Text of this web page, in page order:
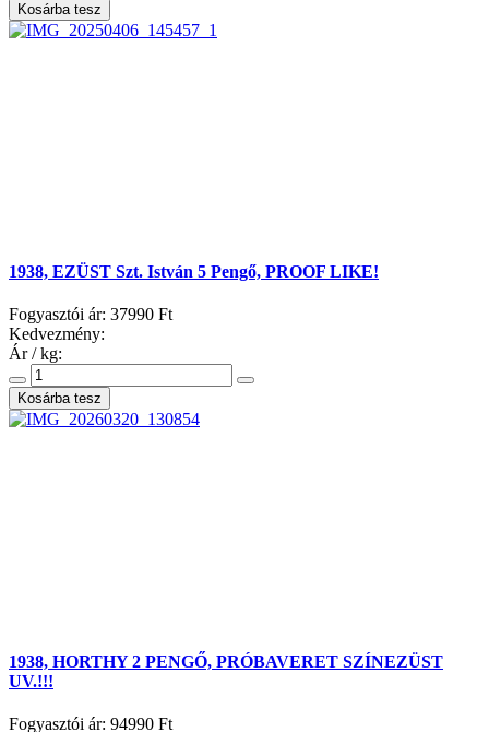
1938, EZÜST Szt. István 5 Pengő, PROOF LIKE!
Fogyasztói ár: 37990 Ft
Kedvezmény:
Ár / kg:
1938, HORTHY 2 PENGŐ, PRÓBAVERET SZÍNEZÜST
UV.!!!
Fogyasztói ár: 94990 Ft